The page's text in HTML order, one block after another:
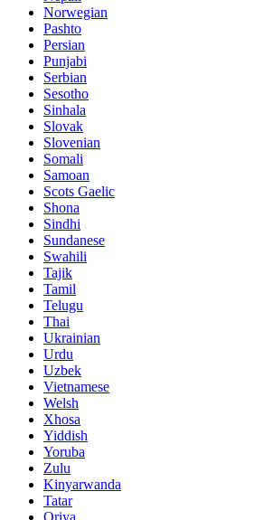
Norwegian
Pashto
Persian
Punjabi
Serbian
Sesotho
Sinhala
Slovak
Slovenian
Somali
Samoan
Scots Gaelic
Shona
Sindhi
Sundanese
Swahili
Tajik
Tamil
Telugu
Thai
Ukrainian
Urdu
Uzbek
Vietnamese
Welsh
Xhosa
Yiddish
Yoruba
Zulu
Kinyarwanda
Tatar
Oriya